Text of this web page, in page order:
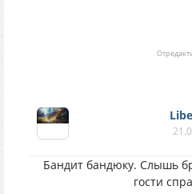
Бандит бандюку. Слышь
гости